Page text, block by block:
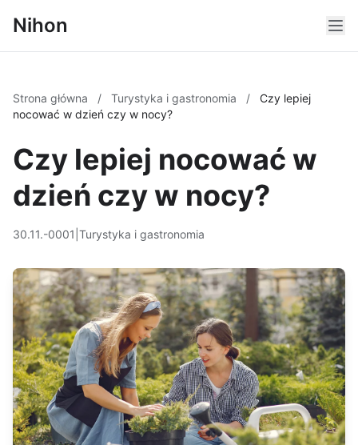
Nihon
Strona główna / Turystyka i gastronomia /
Czy lepiej
nocować w dzień czy w nocy?
Czy lepiej nocować w
dzień czy w nocy?
30.11.-0001 Turystyka i gastronomia